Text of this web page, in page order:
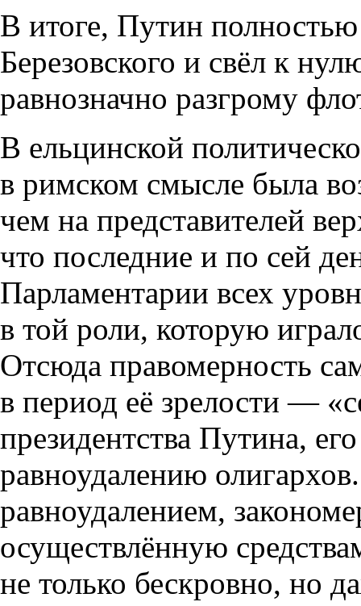
В итоге, Путин полностью
Березовского и свёл к
равнозначно разгрому
В ельцинской
в римском смысле была
чем на представителей
что последние и по сей
Парламентарии всех
в той роли, которую
Отсюда правомерность
в период её зрелости —
президентства Путина,
равноудалению
равноудалением,
осуществлённую
не только бескровно, но